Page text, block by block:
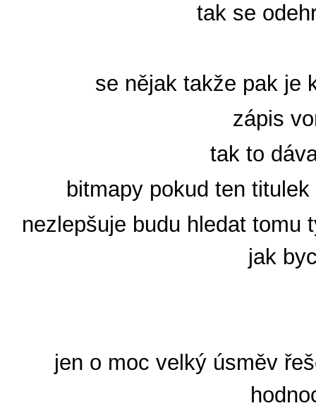
tak se
se nějak takže pak je
zápis
tak to
bitmapy pokud ten
nezlepšuje budu hledat
jak
jen o moc velký úsměv